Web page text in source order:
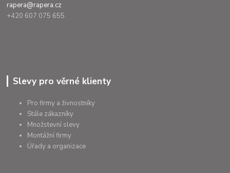
rapera@rapera.cz
+420 607 075 655
Slevy pro věrné klienty
Pro firmy a živnostníky
Stále zákazníky
Množstevní slevy
Montážní firmy
Úřady a organizace